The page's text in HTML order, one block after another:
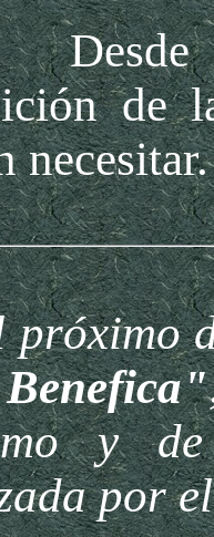
aquí,
de
necesitar.
próximo
y
por